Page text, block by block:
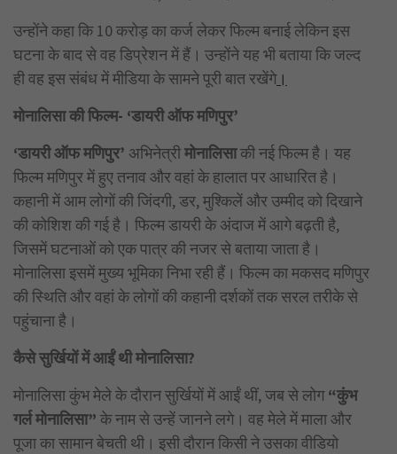
उन्होंने कहा कि 10 करोड़ का कर्ज लेकर फिल्म बनाई लेकिन इस
घटना के बाद से वह डिप्रेशन में हैं। उन्होंने यह भी बताया कि जल्द
ही वह इस संबंध में मीडिया के सामने पूरी बात रखेंगे।
मोनालिसा की फिल्म- ‘डायरी ऑफ मणिपुर’
‘डायरी ऑफ मणिपुर’ अभिनेत्रीमोनालिसाकी नई फिल्म है। यह
फिल्म मणिपुर में हुए तनाव और वहां के हालात पर आधारित है।
कहानी में आम लोगों की जिंदगी, डर, मुश्किलें और उम्मीद को दिखाने
की कोशिश की गई है। फिल्म डायरी के अंदाज में आगे बढ़ती है,
जिसमें घटनाओं को एक पात्र की नजर से बताया जाता है।
मोनालिसा इसमें मुख्य भूमिका निभा रही हैं। फिल्म का मकसद मणिपुर
की स्थिति और वहां के लोगों की कहानी दर्शकों तक सरल तरीके से
पहुंचाना है।
कैसे सुर्खियों में आईं थी मोनालिसा?
मोनालिसा कुंभ मेले के दौरान सुर्खियों में आईं थीं, जब से लोग“कुंभ
गर्ल मोनालिसा” के नाम से उन्हें जानने लगे। वह मेले में माला और
पूजा का सामान बेचती थी। इसी दौरान किसी ने उसका वीडियो